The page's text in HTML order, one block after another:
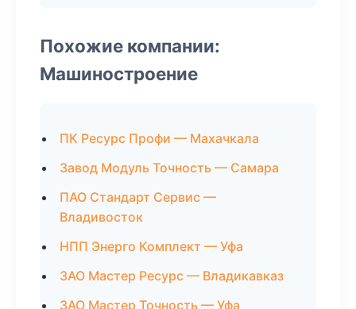
Похожие компании:
Машиностроение
ПК Ресурс Профи — Махачкала
Завод Модуль Точность — Самара
ПАО Стандарт Сервис —
Владивосток
НПП Энерго Комплект — Уфа
ЗАО Мастер Ресурс — Владикавказ
ЗАО Мастер Точность — Уфа